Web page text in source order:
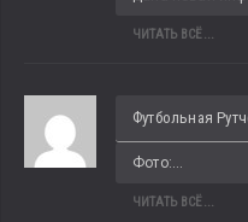
ЧИТАТЬ ВСЁ...
Футбольная
Фото:...
ЧИТАТЬ ВСЁ...